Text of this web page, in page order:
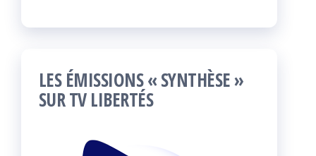
LES ÉMISSIONS « SYNTHÈSE »
SUR TV LIBERTÉS